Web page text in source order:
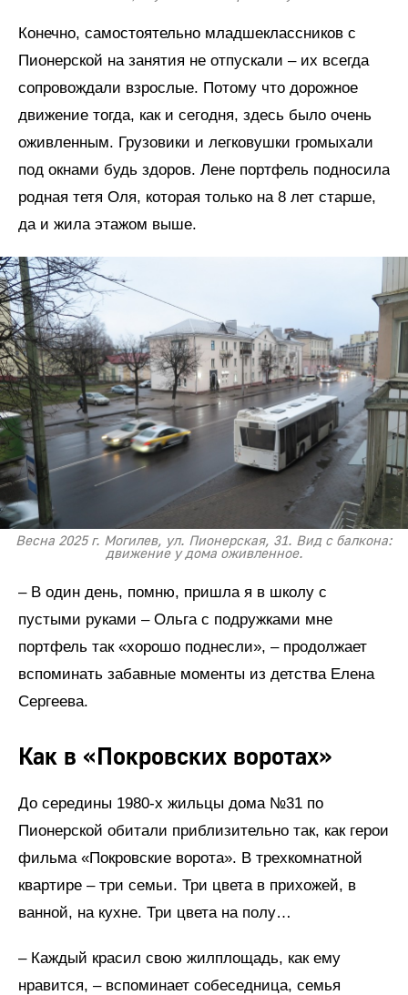
Конечно, самостоятельно младшеклассников с
Пионерской на занятия не отпускали – их всегда
сопровождали взрослые. Потому что дорожное
движение тогда, как и сегодня, здесь было очень
оживленным. Грузовики и легковушки громыхали
под окнами будь здоров. Лене портфель подносила
родная тетя Оля, которая только на 8 лет старше,
да и жила этажом выше.
Весна 2025 г. Могилев, ул. Пионерская, 31. Вид с балкона:
движение у дома оживленное.
– В один день, помню, пришла я в школу с
пустыми руками – Ольга с подружками мне
портфель так «хорошо поднесли», – продолжает
вспоминать забавные моменты из детства Елена
Сергеева.
Как в «Покровских воротах»
До середины 1980-х жильцы дома №31 по
Пионерской обитали приблизительно так, как герои
фильма «Покровские ворота». В трехкомнатной
квартире – три семьи. Три цвета в прихожей, в
ванной, на кухне. Три цвета на полу…
– Каждый красил свою жилплощадь, как ему
нравится, – вспоминает собеседница, семья